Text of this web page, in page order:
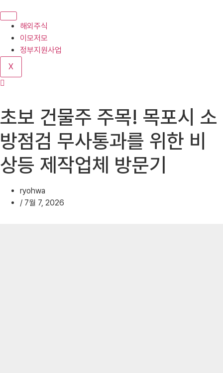
로
기
해외주식
이모저모
정부지원사업
X
초보 건물주 주목! 목포시 소
방점검 무사통과를 위한 비
상등 제작업체 방문기
ryohwa
/ 7월 7, 2026